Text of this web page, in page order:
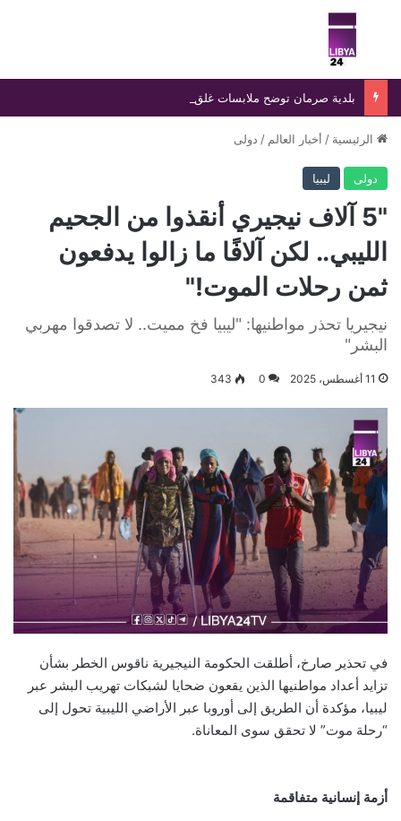
بحث عن
الرئيسية / أخبار العالم / دولى
دولى ليبيا
"5 آلاف نيجيري أنقذوا من الجحيم
الليبي.. لكن آلافًا ما زالوا يدفعون
ثمن رحلات الموت!"
نيجيريا تحذر مواطنيها: "ليبيا فخ مميت.. لا تصدقوا مهربي
البشر"
11 أغسطس، 2025 0
343
في تحذير صارخ، أطلقت الحكومة النيجيرية ناقوس الخطر بشأن
تزايد أعداد مواطنيها الذين يقعون ضحايا لشبكات تهريب البشر عبر
ليبيا، مؤكدة أن الطريق إلى أوروبا عبر الأراضي الليبية تحول إلى
“رحلة موت” لا تحقق سوى المعاناة.
أزمة إنسانية متفاقمة